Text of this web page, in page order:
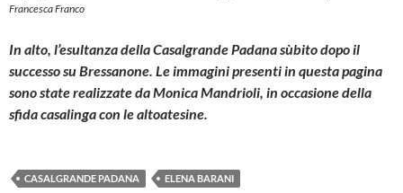
Francesca Franco
In alto, l’esultanza della Casalgrande Padana sùbito dopo il
successo su Bressanone. Le immagini presenti in questa pagina
sono state realizzate da Monica Mandrioli, in occasione della
sfida casalinga con le altoatesine.
CASALGRANDE PADANA ELENA BARANI